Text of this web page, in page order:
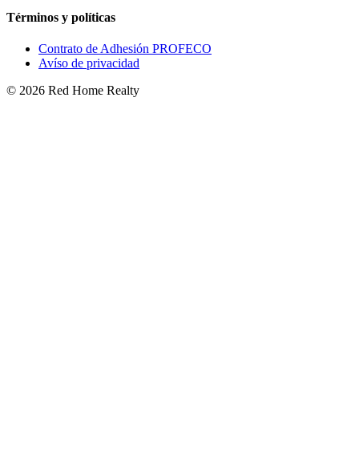
Términos y políticas
Contrato de Adhesión PROFECO
Avíso de privacidad
© 2026 Red Home Realty